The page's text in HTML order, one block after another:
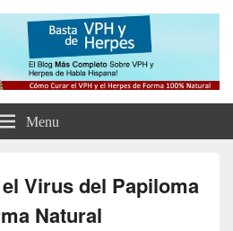
Virus del Papiloma
Herpes de Forma
las Verrugas
Eliminar tus Verrugas Para Siempre
Menu
Virus del Papiloma
Natural